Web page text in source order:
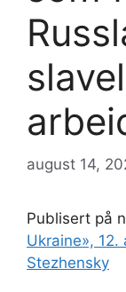
august 14,
Publisert på
Ukraine»,
Stezhensky